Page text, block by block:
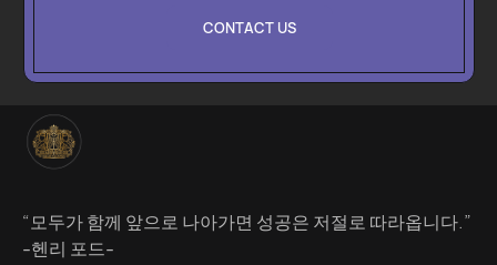
CONTACT US
“모두가 함께 앞으로 나아가면 성공은 저절로 따라옵니다.”
-헨리 포드-